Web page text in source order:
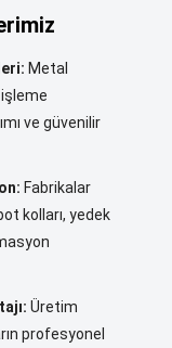
Metal
ve güvenilir
Fabrikalar
kolları, yedek
Üretim
profesyonel